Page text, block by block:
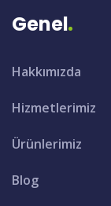
Genel
Hakkımızda
Hizmetlerimiz
Ürünlerimiz
Blog